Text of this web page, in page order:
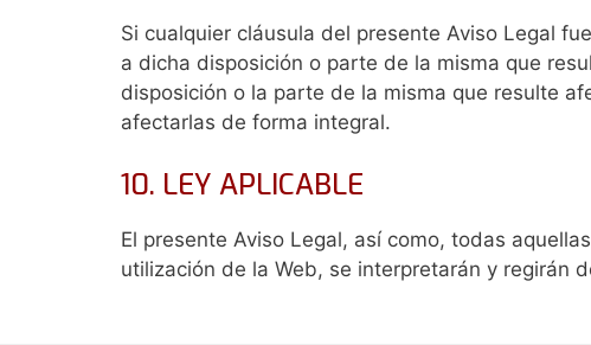
Si cualquier cláusula del presente Aviso Legal
a dicha disposición o parte de la misma que
disposición o la parte de la misma que resulte
afectarlas de forma integral.
10. LEY APLICABLE
El presente Aviso Legal, así como, todas
utilización de la Web, se interpretarán y regirán